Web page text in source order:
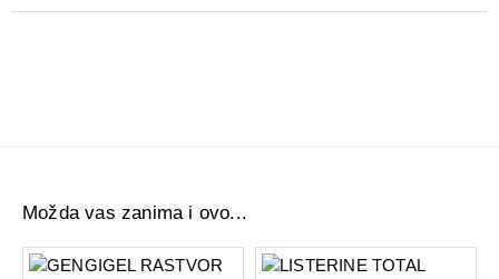
Gengigel gel za desni primenjuje se 3-5 puta dnevno,
se proguta. Gel je zaslađen ksilitolom.
Pakovanje:20ml
Možda vas zanima i ovo...